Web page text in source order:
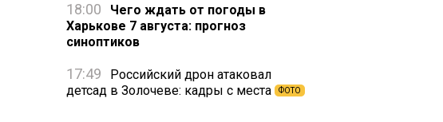
18:00
Чего ждать от погоды в
Харькове 7 августа: прогноз
синоптиков
17:49
Российский дрон атаковал
детсад в Золочеве: кадры с места
ФОТО